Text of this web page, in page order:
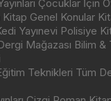
Çocuklar İçin
Genel Konular
Yayınevi Polisiye
Mağazası Bilim &
Teknikleri Tüm